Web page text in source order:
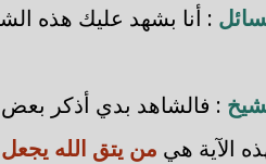
: أنا بشهد عليك هذه
: فالشاهد بدي أذكر
الآية هي من يتق الله